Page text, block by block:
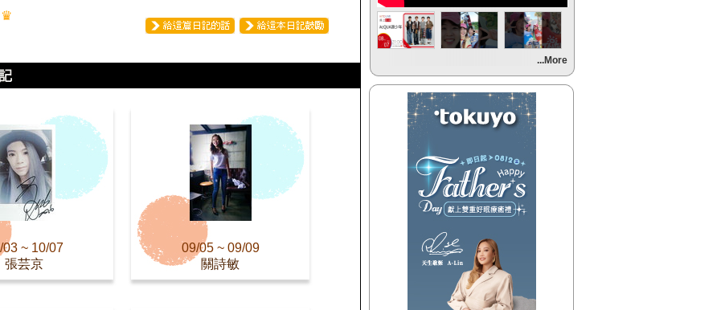
♛
03 ~ 10/07
張芸京
09/05 ~ 09/09
關詩敏
(聯播)
夜貓DJ-Dennis
【Next】
【HitFm正在進行】
夜貓DJ-Dennis
【Next】
(宜蘭)流行最前線
【HitFm正在進行】
(聯播)
夜貓DJ-Dennis
...More